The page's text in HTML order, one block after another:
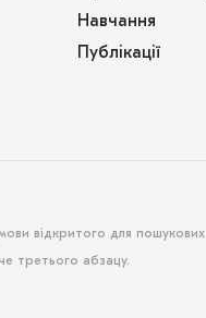
Навчання
Публікації
відкритого для пошукових
третього абзацу.